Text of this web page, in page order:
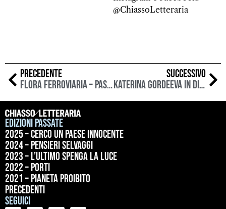
@ChiassoLetteraria
PRECEDENTE
Flora ferroviaria – passeggiata confermata!
SUCCESSIVO
Katerina Gordeeva in dialogo con Giuseppe Bucci
Edizioni passate
2025 – Cerco un paese innocente
2024 – Pensieri selvaggi
2023 – L’ultimo spenga la luce
2022 – Porti
2021 – Pianeta proibito
precedenti
Seguici